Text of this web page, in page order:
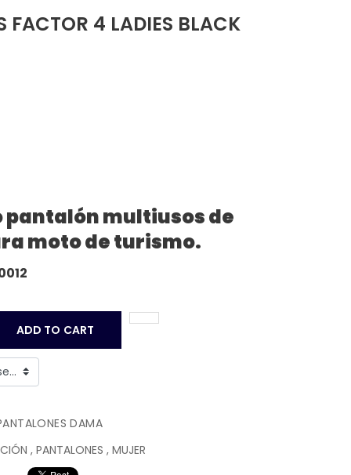
FACTOR 4 LADIES BLACK
pantalón multiusos de
moto de turismo.
ADD TO CART
DAMA
, PANTALONES , MUJER